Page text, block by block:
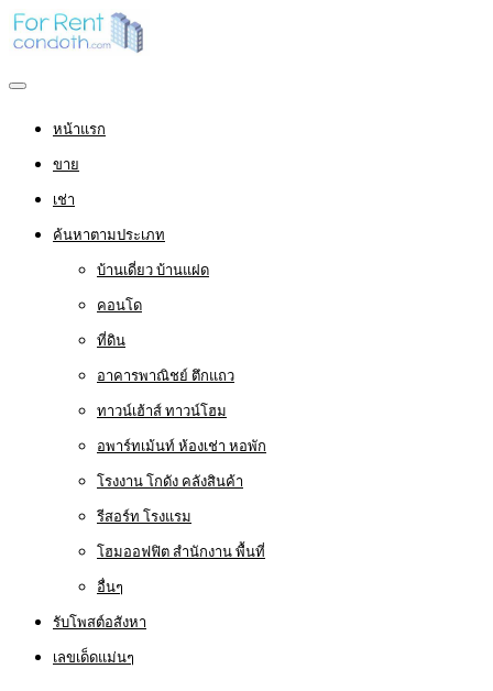
หน้าแรก
ขาย
เช่า
ค้นหาตามประเภท
บ้านเดี่ยว บ้านแฝด
คอนโด
ที่ดิน
อาคารพาณิชย์ ตึกแถว
ทาวน์เฮ้าส์ ทาวน์โฮม
อพาร์ทเม้นท์ ห้องเช่า หอพัก
โรงงาน โกดัง คลังสินค้า
รีสอร์ท โรงแรม
โฮมออฟฟิต สำนักงาน พื้นที่
อื่นๆ
รับโพสต์อสังหา
เลขเด็ดแม่นๆ